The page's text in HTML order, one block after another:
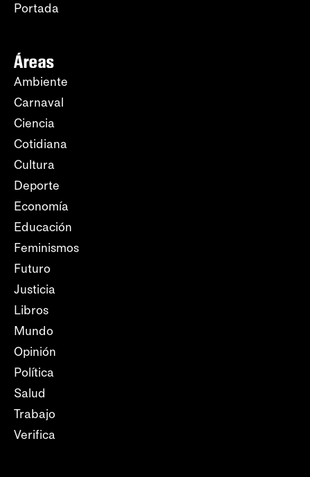
Portada
Áreas
Ambiente
Carnaval
Ciencia
Cotidiana
Cultura
Deporte
Economía
Educación
Feminismos
Futuro
Justicia
Libros
Mundo
Opinión
Política
Salud
Trabajo
Verifica